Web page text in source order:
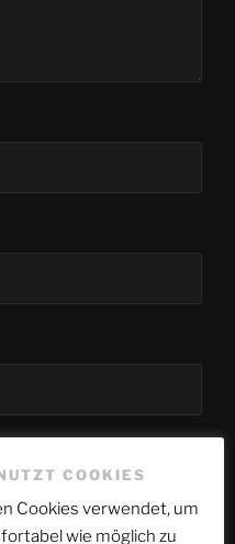
Kommentar speichern.
COOKIES
Cookies verwendet, um
wie möglich zu